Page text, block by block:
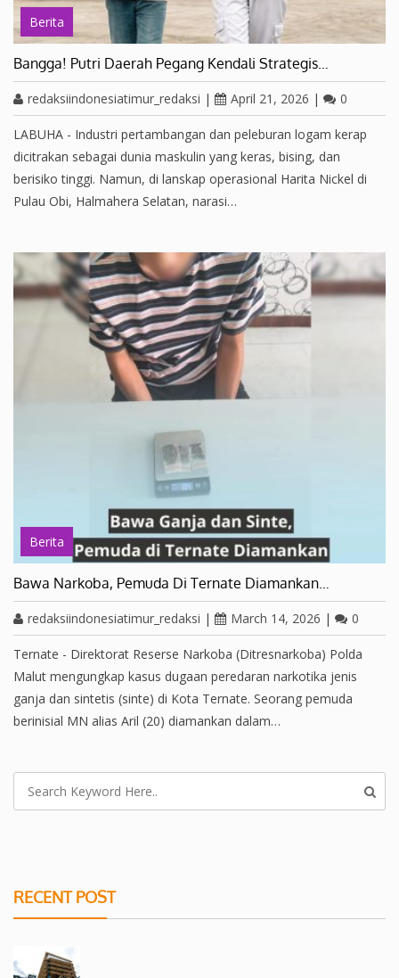
Berita
Bangga! Putri Daerah Pegang Kendali Strategis…
redaksiindonesiatimur_redaksi | April 21, 2026 | 0
LABUHA - Industri pertambangan dan peleburan logam kerap
dicitrakan sebagai dunia maskulin yang keras, bising, dan
berisiko tinggi. Namun, di lanskap operasional Harita Nickel di
Pulau Obi, Halmahera Selatan, narasi…
Berita
Bawa Narkoba, Pemuda Di Ternate Diamankan…
redaksiindonesiatimur_redaksi | March 14, 2026 | 0
Ternate - Direktorat Reserse Narkoba (Ditresnarkoba) Polda
Malut mengungkap kasus dugaan peredaran narkotika jenis
ganja dan sintetis (sinte) di Kota Ternate. Seorang pemuda
berinisial MN alias Aril (20) diamankan dalam…
RECENT POST